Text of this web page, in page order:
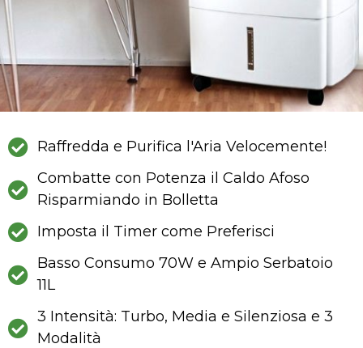
Raffredda e Purifica l'Aria Velocemente!
Combatte con Potenza il Caldo Afoso
Risparmiando in Bolletta
Imposta il Timer come Preferisci
Basso Consumo 70W e Ampio Serbatoio
11L
3 Intensità: Turbo, Media e Silenziosa e 3
Modalità